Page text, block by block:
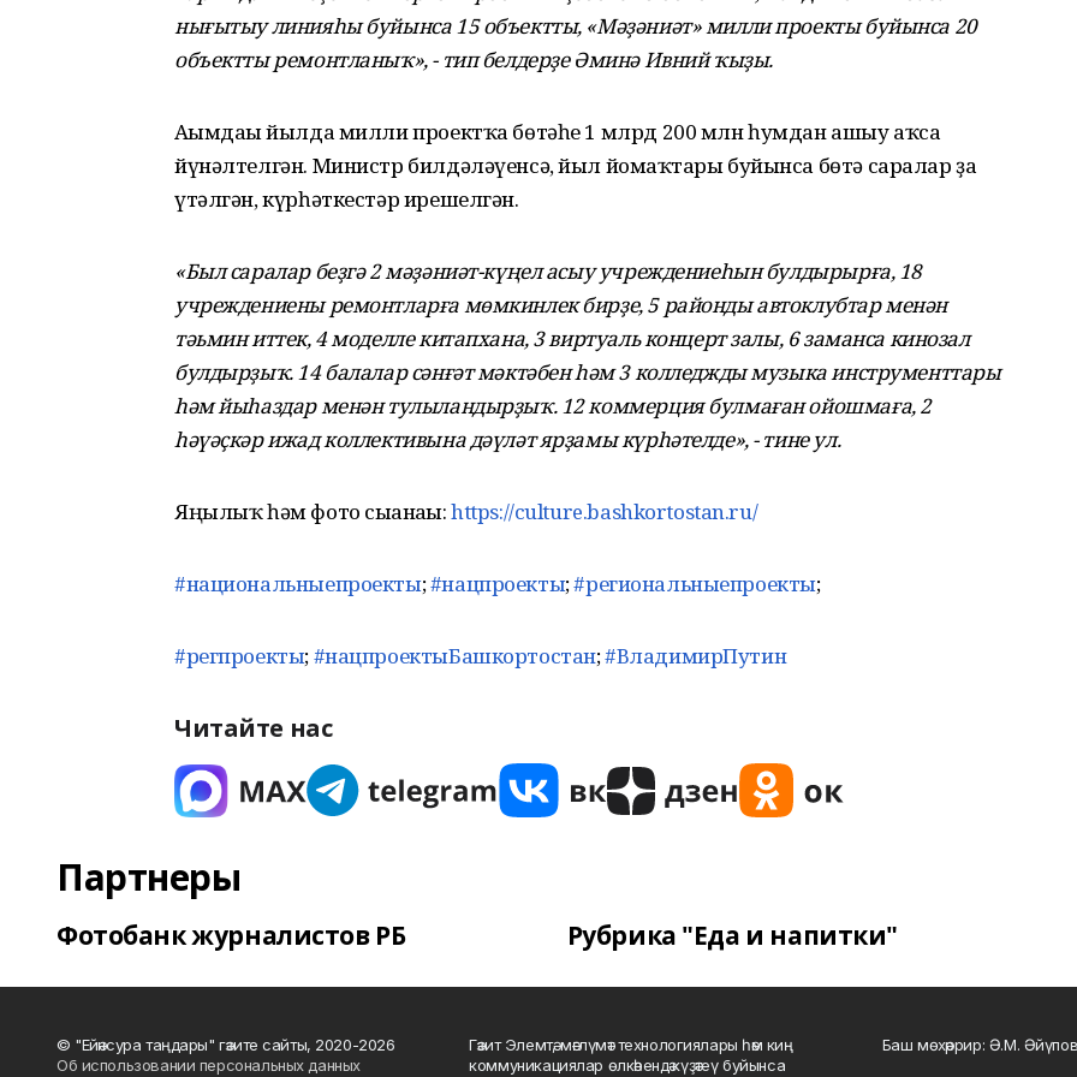
нығытыу линияһы буйынса 15 объектты, «Мәҙәниәт» милли проекты буйынса 20
объектты ремонтланыҡ», - тип белдерҙе Әминә Ивний ҡыҙы.
Ағымдағы йылда милли проектҡа бөтәһе 1 млрд 200 млн һумдан ашыу аҡса
йүнәлтелгән. Министр билдәләүенсә, йыл йомғаҡтары буйынса бөтә саралар ҙа
үтәлгән, күрһәткестәр ирешелгән.
«Был саралар беҙгә 2 мәҙәниәт-күңел асыу учреждениеһын булдырырға, 18
учреждениены ремонтларға мөмкинлек бирҙе, 5 районды автоклубтар менән
тәьмин иттек, 4 моделле китапхана, 3 виртуаль концерт залы, 6 заманса кинозал
булдырҙыҡ. 14 балалар сәнғәт мәктәбен һәм 3 колледжды музыка инструменттары
һәм йыһаздар менән тулыландырҙыҡ. 12 коммерция булмаған ойошмаға, 2
һәүәҫкәр ижад коллективына дәүләт ярҙамы күрһәтелде», - тине ул.
Яңылыҡ һәм фото сығанағы:https://culture.bashkortostan.ru/
#национальныепроекты;#нацпроекты;#региональныепроекты;
#регпроекты;#нацпроектыБашкортостан;#ВладимирПутин
Читайте нас
Партнеры
Фотобанк журналистов РБ Рубрика "Еда и напитки"
© "Ейәнсура таңдары" гәзите сайты, 2020-2026
Об использовании персональных данных
Гәзит Элемтә, мәғлүмәт технологиялары һәм киң
коммуникациялар өлкәһендә күҙәтеү буйынса
Баш мөхәррир: Ә.М.